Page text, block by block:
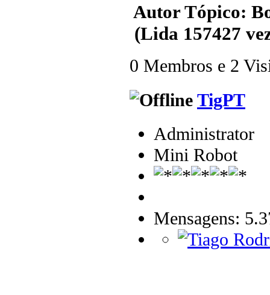
AutorTópico:
(Lida 157427
0 Membros e 2
TigPT
Administrator
Mini Robot
Mensagens: